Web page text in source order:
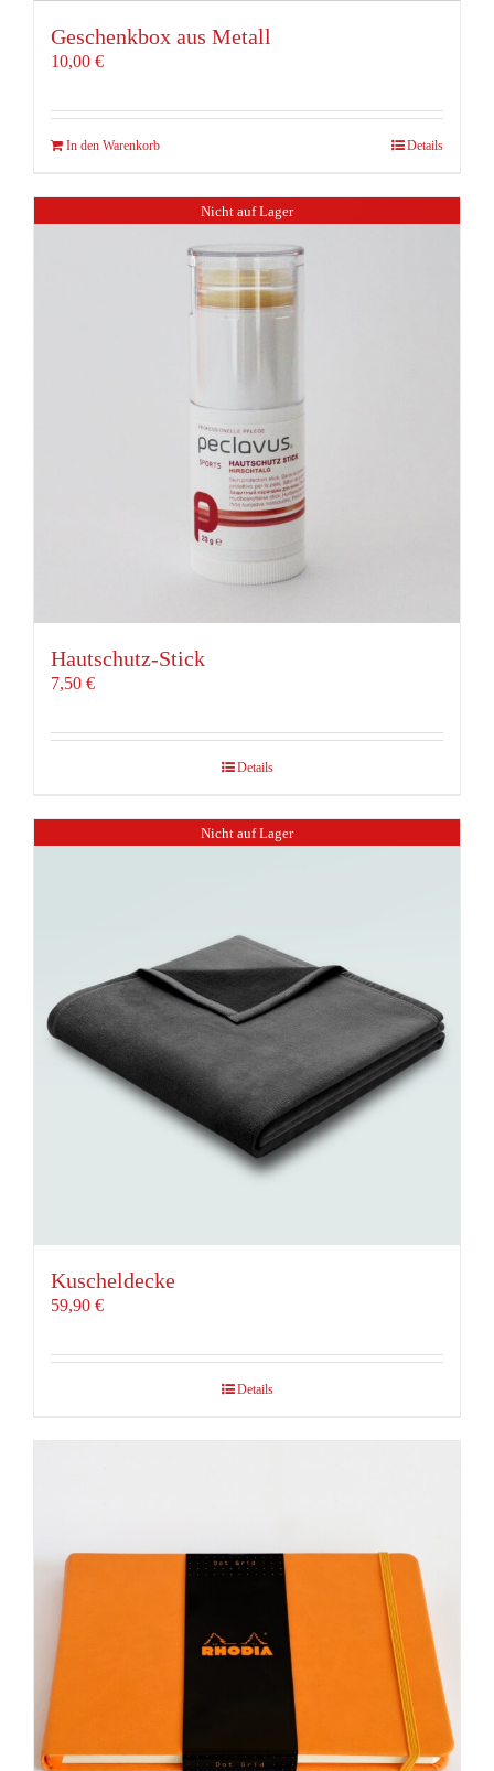
Geschenkbox aus Metall
10,00 €
In den Warenkorb Details
Nicht auf Lager
Hautschutz-Stick
7,50 €
Details
Nicht auf Lager
Kuscheldecke
59,90 €
Details